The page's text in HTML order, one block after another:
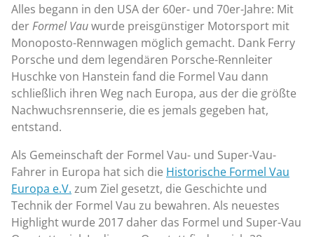
Alles begann in den USA der 60er- und 70er-Jahre: Mit
derFormel Vauwurde preisgünstiger Motorsport mit
Monoposto-Rennwagen möglich gemacht. Dank Ferry
Porsche und dem legendären Porsche-Rennleiter
Huschke von Hanstein fand die Formel Vau dann
schließlich ihren Weg nach Europa, aus der die größte
Nachwuchsrennserie, die es jemals gegeben hat,
entstand.
Als Gemeinschaft der Formel Vau- und Super-Vau-
Fahrer in Europa hat sich die Historische Formel Vau
Europa e.V. zum Ziel gesetzt, die Geschichte und
Technik der Formel Vau zu bewahren. Als neuestes
Highlight wurde 2017 daher das Formel und Super-Vau